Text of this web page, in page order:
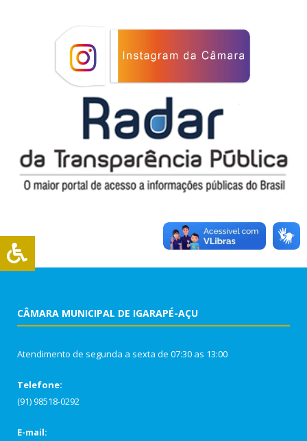
CÂMARA MUNICIPAL DE IGARAPÉ-AÇU
Atendimento de segunda a sexta de 07:30 as 13:00
Telefone:
(91) 98518-0292
E-mail: